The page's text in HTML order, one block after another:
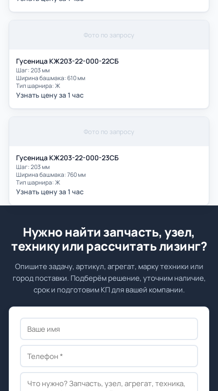
Фото по запросу
Гусеница КЖ203-22-000-22СБ
Шаг: 203 мм
Ширина башмака: 610 мм
Тип шарнира: Ж
Узнать цену за 1 час
Фото по запросу
Гусеница КЖ203-22-000-23СБ
Шаг: 203 мм
Ширина башмака: 760 мм
Тип шарнира: Ж
Узнать цену за 1 час
Нужно найти запчасть, узел,
технику или рассчитать лизинг?
Опишите задачу, артикул, агрегат, марку техники или
город поставки. Подберём решение, уточним наличие,
срок и подготовим КП для вашей компании.